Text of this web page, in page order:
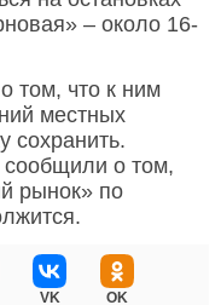
– около 16-
том, что к ним
местных
сохранить.
сообщили о том,
рынок» по
VK OK